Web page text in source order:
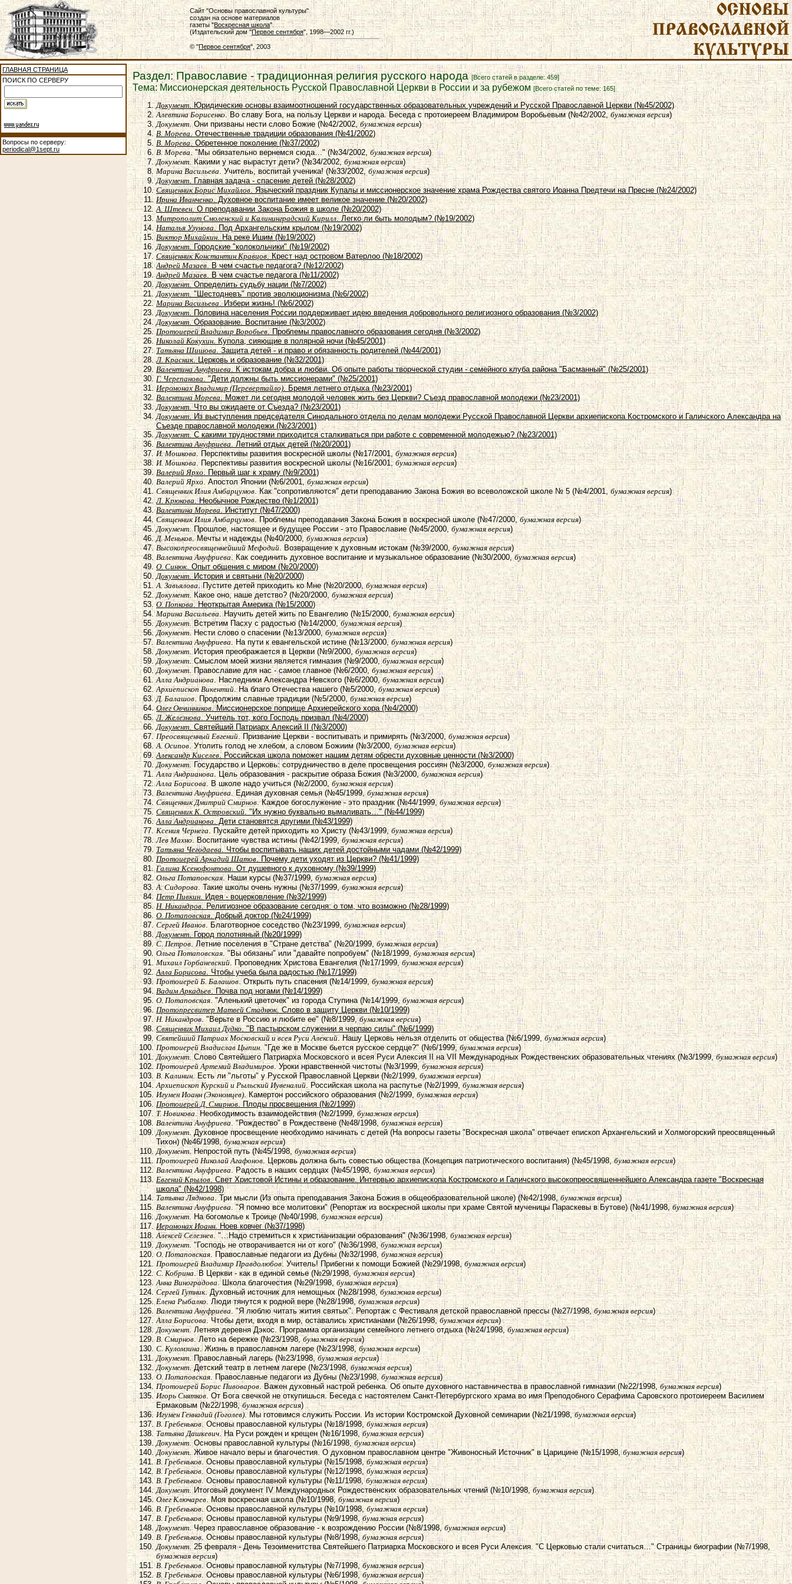
Сайт "Основы православной культуры"
создан на основе материалов
газеты "Воскресная школа".
(Издательский дом "Первое сентября", 1998—2002 гг.)
© "Первое сентября", 2003
ГЛАВНАЯ СТРАНИЦА
ПОИСК ПО СЕРВЕРУ
Вопросы по серверу:
periodical@1sept.ru
Раздел: Православие - традиционная религия русского народа[Всего статей в разделе: 459]
Тема: Миссионерская деятельность Русской Православной Церкви в России и за рубежом[Всего статей по теме: 165]
Документ. Юридические основы взаимоотношений государственных образовательных учреждений и Русской Православной Церкви (№45/2002)
Алевтина Борисенко. Во славу Бога, на пользу Церкви и народа. Беседа с протоиереем Владимиром Воробьевым (№42/2002,бумажная версия)
Документ. Они призваны нести слово Божие (№42/2002,бумажная версия)
В. Морева. Отечественные традиции образования (№41/2002)
В. Морева. Обретенное поколение (№37/2002)
В. Морева. "Мы обязательно вернемся сюда…" (№34/2002,бумажная версия)
Документ. Какими у нас вырастут дети? (№34/2002,бумажная версия)
Марина Васильева. Учитель, воспитай ученика! (№33/2002,бумажная версия)
Документ. Главная задача - спасение детей (№28/2002)
Священник Борис Михайлов. Языческий праздник Купалы и миссионерское значение храма Рождества святого Иоанна Предтечи на Пресне (№24/2002)
Ирина Иванченко. Духовное воспитание имеет великое значение (№20/2002)
А. Штевен. О преподавании Закона Божия в школе (№20/2002)
Митрополит Смоленский и Калининградский Кирилл. Легко ли быть молодым? (№19/2002)
Наталья Узунова. Под Архангельским крылом (№19/2002)
Виктор Михайкин. На реке Ишим (№19/2002)
Документ. Городские "колокольчики" (№19/2002)
Священник Константин Кравцов. Крест над островом Ватерлоо (№18/2002)
Андрей Мазаев. В чем счастье педагога? (№12/2002)
Андрей Мазаев. В чем счастье педагога (№11/2002)
Документ. Определить судьбу нации (№7/2002)
Документ. "Шестодневъ" против эволюционизма (№6/2002)
Марина Васильева. Избери жизнь! (№6/2002)
Документ. Половина населения России поддерживает идею введения добровольного религиозного образования (№3/2002)
Документ. Образование. Воспитание (№3/2002)
Протоиерей Владимир Воробьев. Проблемы православного образования сегодня (№3/2002)
Николай Кокухин. Купола, сияющие в полярной ночи (№45/2001)
Татьяна Шишова. Защита детей - и право и обязанность родителей (№44/2001)
Л. Красник. Церковь и образование (№32/2001)
Валентина Ануфриева. К истокам добра и любви. Об опыте работы творческой студии - семейного клуба района "Басманный" (№25/2001)
Г. Черепанова. "Дети должны быть миссионерами" (№25/2001)
Иеромонах Владимир (Перевертайло). Бремя летнего отдыха (№23/2001)
Валентина Морева. Может ли сегодня молодой человек жить без Церкви? Съезд православной молодежи (№23/2001)
Документ. Что вы ожидаете от Съезда? (№23/2001)
Документ. Из выступления председателя Синодального отдела по делам молодежи Русской Православной Церкви архиепископа Костромского и Галичского Александра на
Съезде православной молодежи (№23/2001)
Документ. С какими трудностями приходится сталкиваться при работе с современной молодежью? (№23/2001)
Валентина Ануфриева. Летний отдых детей (№20/2001)
И. Мошкова. Перспективы развития воскресной школы (№17/2001,бумажная версия)
И. Мошкова. Перспективы развития воскресной школы (№16/2001,бумажная версия)
Валерий Ярхо. Первый шаг к храму (№9/2001)
Валерий Ярхо. Апостол Японии (№6/2001,бумажная версия)
Священник Илия Амбарцумов. Как "сопротивляются" дети преподаванию Закона Божия во всеволожской школе № 5 (№4/2001, бумажная версия)
Л. Крюкова. Необычное Рождество (№1/2001)
Валентина Морева. Институт (№47/2000)
Священник Илия Амбарцумов. Проблемы преподавания Закона Божия в воскресной школе (№47/2000,бумажная версия)
Документ. Прошлое, настоящее и будущее России - это Православие (№45/2000, бумажная версия)
Д. Меньков. Мечты и надежды (№40/2000, бумажная версия)
Высокопреосвященнейший Мефодий. Возвращение к духовным истокам (№39/2000,бумажная версия)
Валентина Ануфриева. Как соединить духовное воспитание и музыкальное образование (№30/2000,бумажная версия)
О. Синюк. Опыт общения с миром (№20/2000)
Документ. История и святыни (№20/2000)
А. Завьялова. Пустите детей приходить ко Мне (№20/2000, бумажная версия)
Документ. Какое оно, наше детство? (№20/2000, бумажная версия)
О. Попкова. Неоткрытая Америка (№15/2000)
Марина Васильева. Научить детей жить по Евангелию (№15/2000,бумажная версия)
Документ. Встретим Пасху с радостью (№14/2000,бумажная версия)
Документ. Нести слово о спасении (№13/2000,бумажная версия)
Валентина Ануфриева. На пути к евангельской истине (№13/2000,бумажная версия)
Документ. История преображается в Церкви (№9/2000,бумажная версия)
Документ. Смыслом моей жизни является гимназия (№9/2000,бумажная версия)
Документ. Православие для нас - самое главное (№6/2000,бумажная версия)
Алла Андрианова. Наследники Александра Невского (№6/2000,бумажная версия)
Архиепископ Викентий. На благо Отечества нашего (№5/2000,бумажная версия)
Д. Балашов. Продолжим славные традиции (№5/2000,бумажная версия)
Олег Овчинников. Миссионерское поприще Архиерейского хора (№4/2000)
Л. Железнова. Учитель тот, кого Господь призвал (№4/2000)
Документ. Святейший Патриарх Алексий II (№3/2000)
Преосвященный Евгений. Призвание Церкви - воспитывать и примирять (№3/2000, бумажная версия)
А. Осипов. Утолить голод не хлебом, а словом Божиим (№3/2000,бумажная версия)
Александр Киселев. Российская школа поможет нашим детям обрести духовные ценности (№3/2000)
Документ. Государство и Церковь: сотрудничество в деле просвещения россиян (№3/2000,бумажная версия)
Алла Андрианова. Цель образования - раскрытие образа Божия (№3/2000,бумажная версия)
Алла Борисова. В школе надо учиться (№2/2000, бумажная версия)
Валентина Ануфриева. Единая духовная семья (№45/1999,бумажная версия)
Священник Дмитрий Смирнов. Каждое богослужение - это праздник (№44/1999,бумажная версия)
Священник К. Островский. "Их нужно буквально вымаливать…" (№44/1999)
Алла Андрианова. Дети становятся другими (№43/1999)
Ксения Чернега. Пускайте детей приходить ко Христу (№43/1999,бумажная версия)
Лев Махно. Воспитание чувства истины (№42/1999,бумажная версия)
Татьяна Чегодаева. Чтобы воспитывать наших детей достойными чадами (№42/1999)
Протоиерей Аркадий Шатов. Почему дети уходят из Церкви? (№41/1999)
Галина Ксенофонтова. От душевного к духовному (№39/1999)
Ольга Потаповская. Наши курсы (№37/1999, бумажная версия)
А. Сидорова. Такие школы очень нужны (№37/1999,бумажная версия)
Петр Пивкин. Идея - воцерковление (№32/1999)
Н. Никандров. Религиозное образование сегодня: о том, что возможно (№28/1999)
О. Потаповская. Добрый доктор (№24/1999)
Сергей Иванов. Благотворное соседство (№23/1999,бумажная версия)
Документ. Город полотняный (№20/1999)
С. Петров. Летние поселения в "Стране детства" (№20/1999, бумажная версия)
Ольга Потаповская. "Вы обязаны" или "давайте попробуем" (№18/1999,бумажная версия)
Михаил Горбаневский. Проповедник Христова Евангелия (№17/1999,бумажная версия)
Алла Борисова. Чтобы учеба была радостью (№17/1999)
Протоиерей Б. Балашов. Открыть путь спасения (№14/1999,бумажная версия)
Вадим Аркадьев. Почва под ногами (№14/1999)
О. Потаповская. "Аленький цветочек" из города Ступина (№14/1999,бумажная версия)
Протопресвитер Матвей Стаднюк. Слово в защиту Церкви (№10/1999)
Н. Никандров. "Верьте в Россию и любите ее" (№8/1999,бумажная версия)
Священник Михаил Дудко. "В пастырском служении я черпаю силы" (№6/1999)
Святейший Патриах Московский и всея Руси Алексий. Нашу Церковь нельзя отделить от общества (№6/1999,бумажная версия)
Протоиерей Владислав Цыпин. "Где же в Москве бьется русское сердце?" (№6/1999,бумажная версия)
Документ. Слово Святейшего Патриарха Московского и всея Руси Алексия II на VII Международных Рождественских образовательных чтениях (№3/1999,бумажная версия)
Протоиерей Артемий Владимиров. Уроки нравственной чистоты (№3/1999,бумажная версия)
В. Калинин. Есть ли "льготы" у Русской Православной Церкви (№2/1999, бумажная версия)
Архиепископ Курский и Рыльский Иувеналий. Российская школа на распутье (№2/1999,бумажная версия)
Игумен Иоанн (Экономцев). Камертон российского образования (№2/1999,бумажная версия)
Протоиерей Д. Смирнов. Плоды просвещения (№2/1999)
Т. Новикова. Необходимость взаимодействия (№2/1999,бумажная версия)
Валентина Ануфриева. "Рождество" в Рождествене (№48/1998, бумажная версия)
Документ. Духовное просвещение необходимо начинать с детей (На вопросы газеты "Воскресная школа" отвечает епископ Архангельский и Холмогорский преосвященный
Тихон) (№46/1998,бумажная версия)
Документ. Непростой путь (№45/1998, бумажная версия)
Протоиерей Николай Агафонов. Церковь должна быть совестью общества (Концепция патриотического воспитания) (№45/1998,бумажная версия)
Валентина Ануфриева. Радость в наших сердцах (№45/1998, бумажная версия)
Евгений Крылов. Свет Христовой Истины и образование. Интервью архиепископа Костромского и Галичского высокопреосвященнейшего Александра газете "Воскресная
школа" (№42/1998)
Татьяна Ляднова. Три мысли (Из опыта преподавания Закона Божия в общеобразовательной школе) (№42/1998,бумажная версия)
Валентина Ануфриева. "Я помню все молитовки" (Репортаж из воскресной школы при храме Святой мученицы Параскевы в Бутове) (№41/1998,бумажная версия)
Документ. На богомолье к Троице (№40/1998, бумажная версия)
Иеромонах Иоанн. Ноев ковчег (№37/1998)
Алексей Селезнев. "…Надо стремиться к христианизации образования" (№36/1998, бумажная версия)
Документ. "Господь не отворачивается ни от кого" (№36/1998,бумажная версия)
О. Потаповская. Православные педагоги из Дубны (№32/1998,бумажная версия)
Протоиерей Владимир Правдолюбов. Учитель! Прибегни к помощи Божией (№29/1998,бумажная версия)
С. Кобрина. В Церкви - как в единой семье (№29/1998,бумажная версия)
Анна Виноградова. Школа благочестия (№29/1998, бумажная версия)
Сергей Гутник. Духовный источник для немощных (№28/1998, бумажная версия)
Елена Рыбалко. Люди тянутся к родной вере (№28/1998,бумажная версия)
Валентина Ануфриева. "Я люблю читать жития святых". Репортаж с Фестиваля детской православной прессы (№27/1998,бумажная версия)
Алла Борисова. Чтобы дети, входя в мир, оставались христианами (№26/1998,бумажная версия)
Документ. Летняя деревня Дэкос. Программа организации семейного летнего отдыха (№24/1998, бумажная версия)
В. Смирнов. Лето на бережке (№23/1998,бумажная версия)
С. Куломзина. Жизнь в православном лагере (№23/1998,бумажная версия)
Документ. Православный лагерь (№23/1998,бумажная версия)
Документ. Детский театр в летнем лагере (№23/1998,бумажная версия)
О. Потаповская. Православные педагоги из Дубны (№23/1998,бумажная версия)
Протоиерей Борис Пивоваров. Важен духовный настрой ребенка. Об опыте духовного наставничества в православной гимназии (№22/1998,бумажная версия)
Игорь Снятков. От Бога свечкой не откупишься. Беседа с настоятелем Санкт-Петербургского храма во имя Преподобного Серафима Саровского протоиереем Василием
Ермаковым (№22/1998,бумажная версия)
Игумен Геннадий (Гоголев). Мы готовимся служить России. Из истории Костромской Духовной семинарии (№21/1998,бумажная версия)
В. Гребеньков. Основы православной культуры (№18/1998,бумажная версия)
Татьяна Дашкевич. На Руси рожден и крещен (№16/1998,бумажная версия)
Документ. Основы православной культуры (№16/1998,бумажная версия)
Документ. Живое начало веры и благочестия. О духовном православном центре "Живоносный Источник" в Царицине (№15/1998,бумажная версия)
В. Гребеньков. Основы православной культуры (№15/1998,бумажная версия)
В. Гребеньков. Основы православной культуры (№12/1998,бумажная версия)
В. Гребеньков. Основы православной культуры (№11/1998,бумажная версия)
Документ. Итоговый документ IV Международных Рождественских образовательных чтений (№10/1998,бумажная версия)
Олег Ключарев. Моя воскресная школа (№10/1998, бумажная версия)
В. Гребеньков. Основы православной культуры (№10/1998,бумажная версия)
В. Гребеньков. Основы православной культуры (№9/1998,бумажная версия)
Документ. Через православное образование - к возрождению России (№8/1998,бумажная версия)
В. Гребеньков. Основы православной культуры (№8/1998,бумажная версия)
Документ. 25 февраля - День Тезоименитства Святейшего Патриарха Московского и всея Руси Алексия. "С Церковью стали считаться…" Страницы биографии (№7/1998,
бумажная версия)
В. Гребеньков. Основы православной культуры (№7/1998,бумажная версия)
В. Гребеньков. Основы православной культуры (№6/1998,бумажная версия)